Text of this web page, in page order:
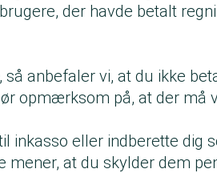
der havde betalt
anbefaler vi, at du ikke
opmærksom på, at der må
inkasso eller indberette dig
at du skylder dem